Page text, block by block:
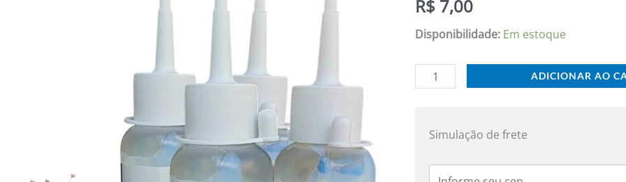
R$ 7,00
Disponibilidade: Em estoque
50G
quantidade
ADICIONAR AO
Simulação de frete